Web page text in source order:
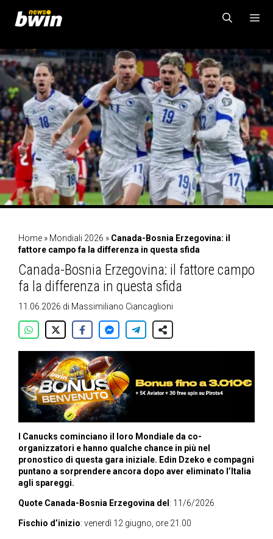
contenuto
MENU
Home » Mondiali 2026 » Canada-Bosnia Erzegovina: il
fattore campo fa la differenza in questa sfida
Canada-Bosnia Erzegovina: il fattore campo
fa la differenza in questa sfida
11.06.2026 di Massimiliano Ciancaglioni
I Canucks cominciano il loro Mondiale da co-
organizzatori e hanno qualche chance in più nel
pronostico di questa gara iniziale. Edin Dzeko e compagni
puntano a sorprendere ancora dopo aver eliminato l’Italia
agli spareggi.
Quote Canada-Bosnia Erzegovina del : 11/6/2026
Fischio d’inizio: venerdì 12 giugno, ore 21.00